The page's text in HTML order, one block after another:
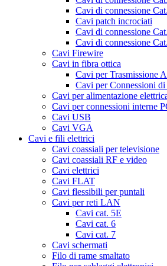
Cavi di connessione
Cavi patch incrociati
Cavi di connessione
Cavi di connessione
Cavi Firewire
Cavi in fibra ottica
Cavi per Trasmissione
Cavi per Connessioni di
Cavi per alimentazione
Cavi per connessioni interne
Cavi USB
Cavi VGA
Cavi e fili elettrici
Cavi coassiali per televisione
Cavi coassiali RF e video
Cavi elettrici
Cavi FLAT
Cavi flessibili per puntali
Cavi per reti LAN
Cavi cat. 5E
Cavi cat. 6
Cavi cat. 7
Cavi schermati
Filo di rame smaltato